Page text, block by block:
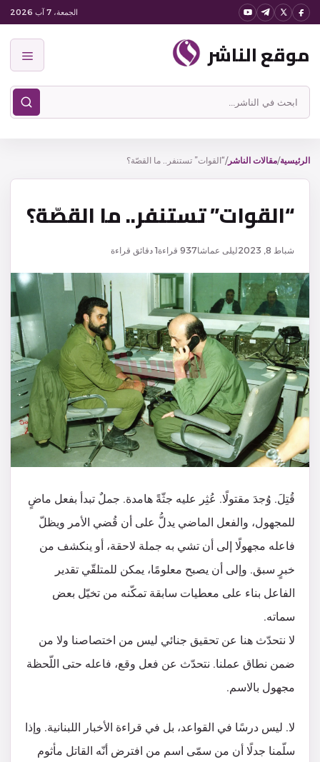
انتقل
المحتوى
الجمعة، 7 آب 2026
موقع الناشر
ابحث
في
الناشر
الرئيسية/مقالات الناشر/“القوات” تستنفر.. ما القصّة؟
“القوات” تستنفر.. ما القصّة؟
شباط 8, 2023 ليلى عماشا937 قراءة1 دقائق قراءة
قُتِلَ. وُجدَ مقتولًا. عُثِر عليه جثّةً هامدة. جملٌ تبدأ بفعل ماضٍ
للمجهول، والفعل الماضي يدلُّ على أن قُضي الأمر ويظلّ
فاعله مجهولًا إلى أن تشي به جملة لاحقة، أو ينكشف من
خبرٍ سبق. وإلى أن يصبح معلومًا، يمكن للمتلقّي تقدير
الفاعل بناء على معطيات سابقة تمكّنه من تخيّل بعض
سماته.
لا نتحدّث هنا عن تحقيق جنائي ليس من اختصاصنا ولا من
ضمن نطاق عملنا. نتحدّث عن فعل وقع، فاعله حتى اللّحظة
مجهول بالاسم.
لا. ليس درسًا في القواعد، بل في قراءة الأخبار اللبنانية. وإذا
سلّمنا جدلًا أن من سمّى اسم من افترض أنّه القاتل مأثوم